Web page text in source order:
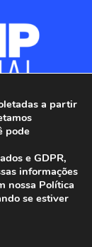
a partir
pode
e GDPR,
informações
nossa Política
se estiver
Cookie Banner